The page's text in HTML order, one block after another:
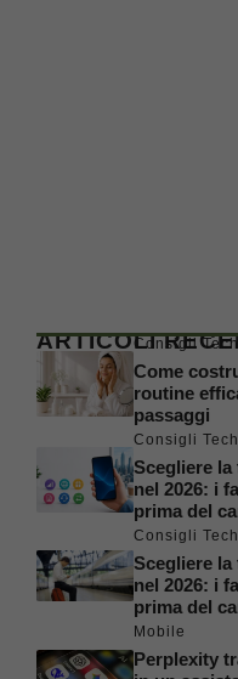
ARTICOLIConsigli Tech
Come
routine
passaggi
Consigli Tech
Scegliere
nel 2026: i
prima del
Consigli Tech
Scegliere
nel 2026: i
prima del
Mobile
Perplexity